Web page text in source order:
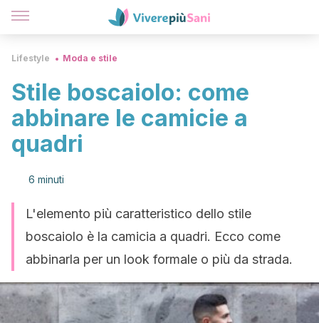
Lifestyle Moda e stile
Stile boscaiolo: come
abbinare le camicie a
quadri
6 minuti
L'elemento più caratteristico dello stile
boscaiolo è la camicia a quadri. Ecco come
abbinarla per un look formale o più da strada.